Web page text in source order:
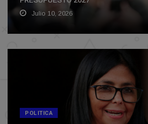
Julio 10, 2026
POLITICA